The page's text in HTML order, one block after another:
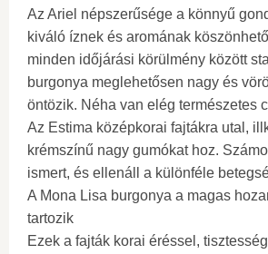
Az Ariel népszerűsége a könnyű
kiváló íznek és aromának
minden időjárási körülmény között
burgonya meglehetősen nagy és
öntözik. Néha van elég természetes
Az Estima középkorai fajtákra utal,
krémszínű nagy gumókat hoz.
ismert, és ellenáll a különféle
A Mona Lisa burgonya a magas
tartozik
Ezek a fajták korai éréssel,